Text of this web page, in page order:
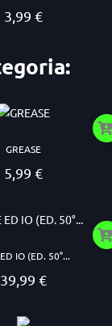
Prezzo
3,99 €
GREASE
Prezzo
5,99 €
IO (ED. 50°...
Prezzo
39,99 €